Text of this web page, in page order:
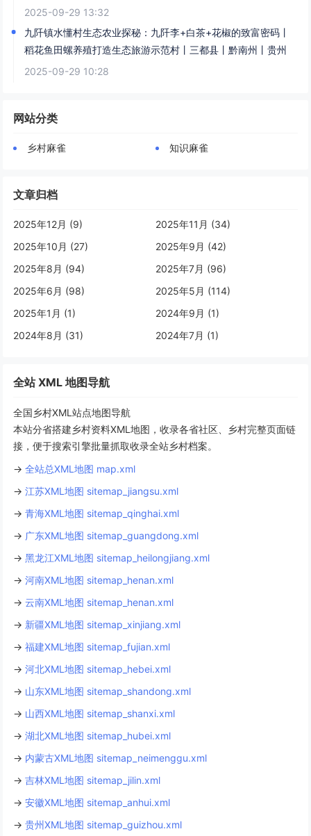
2025-09-29 13:32
九阡镇水懂村生态农业探秘：九阡李+白茶+花椒的致富密码丨
稻花鱼田螺养殖打造生态旅游示范村丨三都县丨黔南州丨贵州
2025-09-29 10:28
网站分类
乡村麻雀 知识麻雀
文章归档
2025年12月 (9)
2025年11月 (34)
2025年10月 (27)
2025年9月 (42)
2025年8月 (94)
2025年7月 (96)
2025年6月 (98)
2025年5月 (114)
2025年1月 (1)
2024年9月 (1)
2024年8月 (31)
2024年7月 (1)
全站 XML 地图导航
全国乡村XML站点地图导航
本站分省搭建乡村资料XML地图，收录各省社区、乡村完整页面链
接，便于搜索引擎批量抓取收录全站乡村档案。
→全站总XML地图 map.xml
→江苏XML地图 sitemap_jiangsu.xml
→青海XML地图 sitemap_qinghai.xml
→ 广东XML地图 sitemap_guangdong.xml
→黑龙江XML地图 sitemap_heilongjiang.xml
→河南XML地图 sitemap_henan.xml
→云南XML地图 sitemap_henan.xml
→ 新疆XML地图 sitemap_xinjiang.xml
→福建XML地图 sitemap_fujian.xml
→河北XML地图 sitemap_hebei.xml
→ 山东XML地图 sitemap_shandong.xml
→ 山西XML地图 sitemap_shanxi.xml
→湖北XML地图 sitemap_hubei.xml
→ 内蒙古XML地图 sitemap_neimenggu.xml
→吉林XML地图 sitemap_jilin.xml
→安徽XML地图 sitemap_anhui.xml
→贵州XML地图 sitemap_guizhou.xml